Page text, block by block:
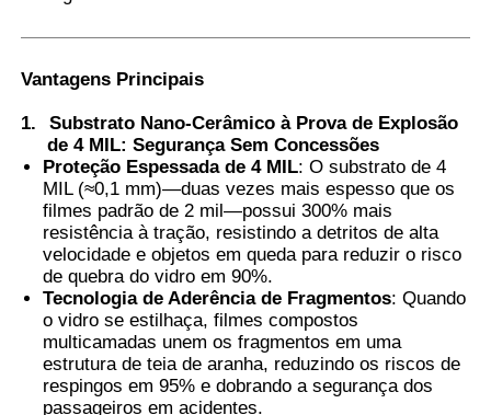
Vantagens Principais
1.
Substrato Nano-Cerâmico à Prova de Explosão
de 4 MIL: Segurança Sem Concessões
Proteção Espessada de 4 MIL: O substrato de 4
MIL (≈0,1 mm)—duas vezes mais espesso que os
filmes padrão de 2 mil—possui 300% mais
resistência à tração, resistindo a detritos de alta
velocidade e objetos em queda para reduzir o risco
de quebra do vidro em 90%.
Tecnologia de Aderência de Fragmentos: Quando
o vidro se estilhaça, filmes compostos
multicamadas unem os fragmentos em uma
estrutura de teia de aranha, reduzindo os riscos de
respingos em 95% e dobrando a segurança dos
passageiros em acidentes.